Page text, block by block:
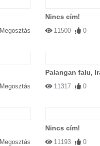
Megosztás
Nincs cím!
11500 0
Megosztás
Palangan falu,
11317 0
Megosztás
Nincs cím!
11193 0